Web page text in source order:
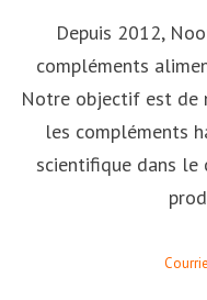
Depuis 2012,
compléments
Notre objectif est de
les compléments
scientifique dans le